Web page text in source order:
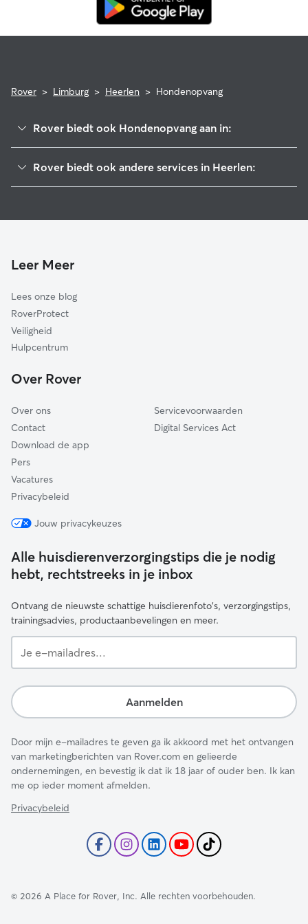
Rover > Limburg > Heerlen > Hondenopvang
Rover biedt ook Hondenopvang aan in:
Kerkrade
Onderbanken
Nuth
Gulpen-Wittem
Valkenburg aan de Geul
Sittard-Geleen
Rover biedt ook andere services in Heerlen:
Leer Meer
Lees onze blog
RoverProtect
Veiligheid
Hulpcentrum
Over Rover
Over ons
Contact
Download de app
Pers
Vacatures
Privacybeleid
Servicevoorwaarden
Digital Services Act
Jouw privacykeuzes
Alle huisdierenverzorgingstips die je nodig
hebt, rechtstreeks in je inbox
Ontvang de nieuwste schattige huisdierenfoto's, verzorgingstips,
trainingsadvies, productaanbevelingen en meer.
e-
Aanmelden
Door mijn e-mailadres te geven ga ik akkoord met het ontvangen
van marketingberichten van Rover.com en gelieerde
ondernemingen, en bevestig ik dat ik 18 jaar of ouder ben. Ik kan
me op ieder moment afmelden.
Privacybeleid
© 2026 A Place for Rover, Inc. Alle rechten voorbehouden.